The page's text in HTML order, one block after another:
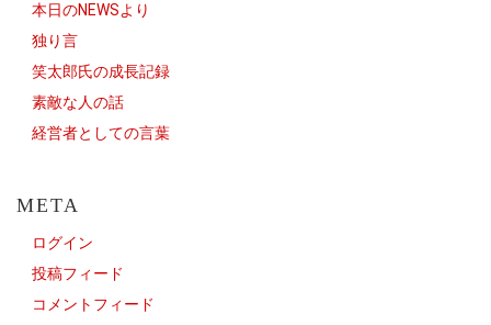
本日のNEWSより
独り言
笑太郎氏の成長記録
素敵な人の話
経営者としての言葉
META
ログイン
投稿フィード
コメントフィード